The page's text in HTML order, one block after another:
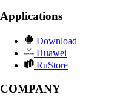
Applications
Download
Huawei
RuStore
COMPANY